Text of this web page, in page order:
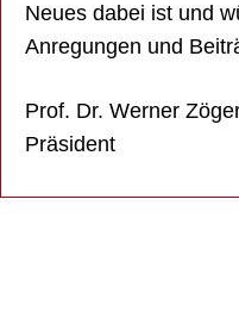
Neues dabei ist und
Anregungen und
Prof. Dr. Werner
Präsident